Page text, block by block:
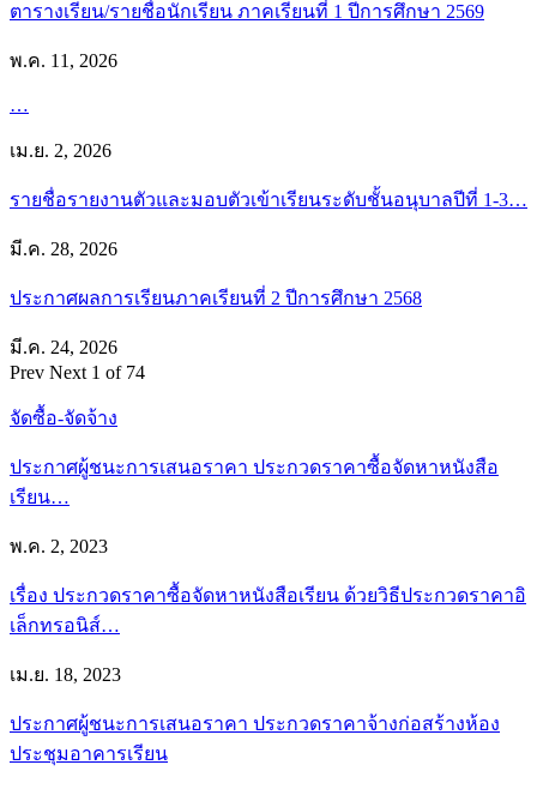
ตารางเรียน/รายชื่อนักเรียน ภาคเรียนที่ 1 ปีการศึกษา 2569
พ.ค. 11, 2026
…
เม.ย. 2, 2026
รายชื่อรายงานตัวและมอบตัวเข้าเรียนระดับชั้นอนุบาลปีที่ 1-3…
มี.ค. 28, 2026
ประกาศผลการเรียนภาคเรียนที่ 2 ปีการศึกษา 2568
มี.ค. 24, 2026
Prev Next 1 of 74
จัดซื้อ-จัดจ้าง
ประกาศผู้ชนะการเสนอราคา ประกวดราคาซื้อจัดหาหนังสือ
เรียน…
พ.ค. 2, 2023
เรื่อง ประกวดราคาซื้อจัดหาหนังสือเรียน ด้วยวิธีประกวดราคาอิ
เล็กทรอนิส์…
เม.ย. 18, 2023
ประกาศผู้ชนะการเสนอราคา ประกวดราคาจ้างก่อสร้างห้อง
ประชุมอาคารเรียน